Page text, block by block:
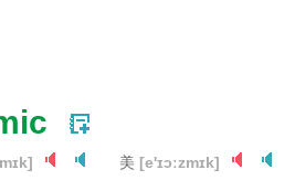
美 [e'ɪɔːzmɪk]